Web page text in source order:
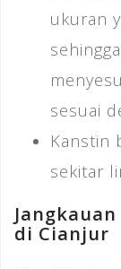
ukuran
sesuai
Kanstin
sekitar
di Cianjur